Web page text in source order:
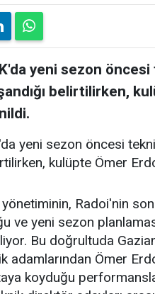
yeni sezon
belirtilirken,
yeni sezon öncesi
kulüpte Ömer
Radoi'nin
ve yeni sezon
Bu doğrultuda
adamlarından Ömer
koyduğu